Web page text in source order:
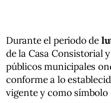
Durante el periodo de
de la Casa Consistorial
públicos municipales
conforme a lo
vigente y como símbolo